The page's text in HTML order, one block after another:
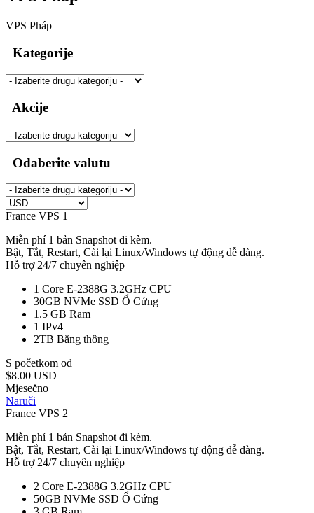
VPS Pháp
Kategorije
Akcije
Odaberite valutu
France VPS 1
Miễn phí 1 bản Snapshot đi kèm.
Bật, Tắt, Restart, Cài lại Linux/Windows tự động dễ dàng.
Hỗ trợ 24/7 chuyên nghiệp
1 Core E-2388G 3.2GHz CPU
30GB NVMe SSD Ổ Cứng
1.5 GB Ram
1 IPv4
2TB Băng thông
S početkom od
$8.00 USD
Mjesečno
Naruči
France VPS 2
Miễn phí 1 bản Snapshot đi kèm.
Bật, Tắt, Restart, Cài lại Linux/Windows tự động dễ dàng.
Hỗ trợ 24/7 chuyên nghiệp
2 Core E-2388G 3.2GHz CPU
50GB NVMe SSD Ổ Cứng